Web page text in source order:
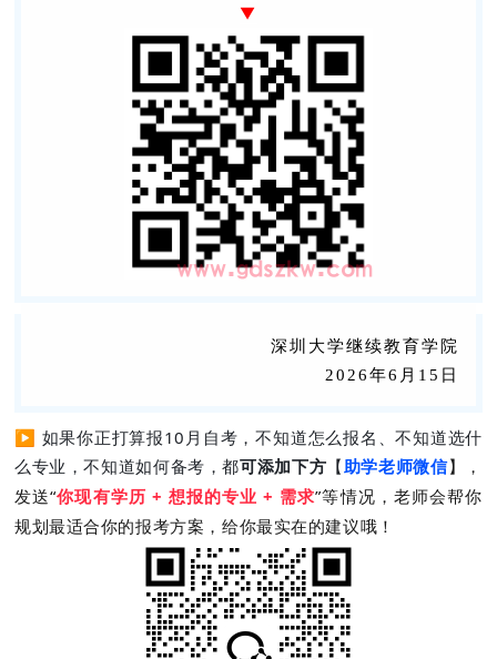
▼
深圳大学继续教育学院
2026年6月15日
▶ 如果你正打算报10月自考，不知道怎么报名、不知道选什
么专业，不知道如何备考，都可添加下方 【助学老师微信】
，
发送“你现有学历 + 想报的专业 + 需求”等情况 ，老师会帮你
规划最适合你的报考方案，给你最实在的建议哦！